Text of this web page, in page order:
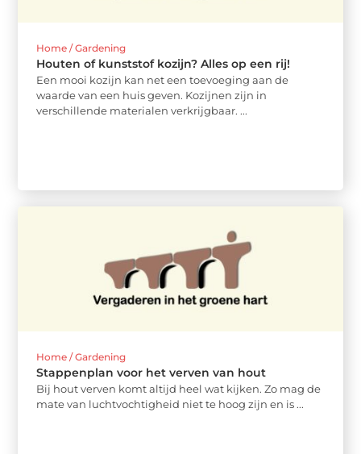
Home / Gardening
Houten of kunststof kozijn? Alles op een rij!
Een mooi kozijn kan net een toevoeging aan de
waarde van een huis geven. Kozijnen zijn in
verschillende materialen verkrijgbaar. ...
Home / Gardening
Stappenplan voor het verven van hout
Bij hout verven komt altijd heel wat kijken. Zo mag de
mate van luchtvochtigheid niet te hoog zijn en is ...